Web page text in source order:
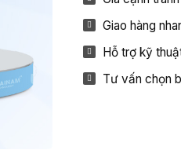
Giao hàng
Hỗ trợ kỹ
Tư vấn chọn